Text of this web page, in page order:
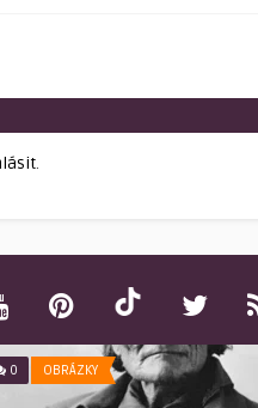
.
0 OBRÁZKY